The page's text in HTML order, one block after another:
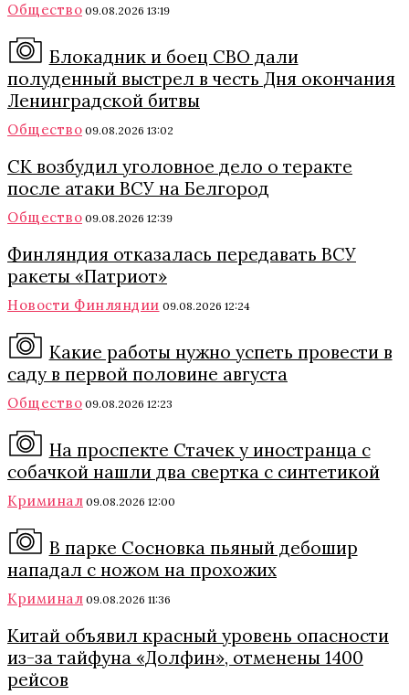
Общество 09.08.2026 13:19
Блокадник и боец СВО дали
полуденный выстрел в честь Дня окончания
Ленинградской битвы
Общество 09.08.2026 13:02
СК возбудил уголовное дело о теракте
после атаки ВСУ на Белгород
Общество 09.08.2026 12:39
Финляндия отказалась передавать ВСУ
ракеты «Патриот»
Новости Финляндии 09.08.2026 12:24
Какие работы нужно успеть провести в
саду в первой половине августа
Общество 09.08.2026 12:23
На проспекте Стачек у иностранца с
собачкой нашли два свертка с синтетикой
Криминал 09.08.2026 12:00
В парке Сосновка пьяный дебошир
нападал с ножом на прохожих
Криминал 09.08.2026 11:36
Китай объявил красный уровень опасности
из-за тайфуна «Долфин», отменены 1400
рейсов